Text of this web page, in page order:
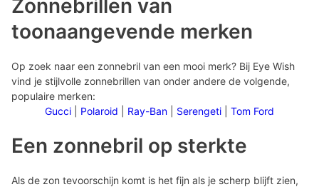
Zonnebrillen van
toonaangevende merken
Op zoek naar een zonnebril van een mooi merk? Bij Eye Wish
vind je stijlvolle zonnebrillen van onder andere de volgende,
populaire merken:
Gucci
Polaroid Ray-Ban Serengeti Tom Ford
Een zonnebril op sterkte
Als de zon tevoorschijn komt is het fijn als je scherp blijft zien,